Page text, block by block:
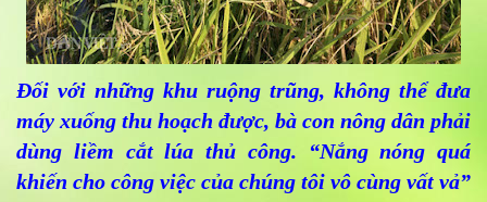
Đối với những khu ruộng trũng, không thể đưa
máy xuống thu hoạch được, bà con nông dân phải
dùng liềm cắt lúa thủ công. “Nắng nóng quá
khiến cho công việc của chúng tôi vô cùng vất vả”